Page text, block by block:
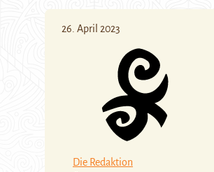
26. April 2023
Die Redaktion